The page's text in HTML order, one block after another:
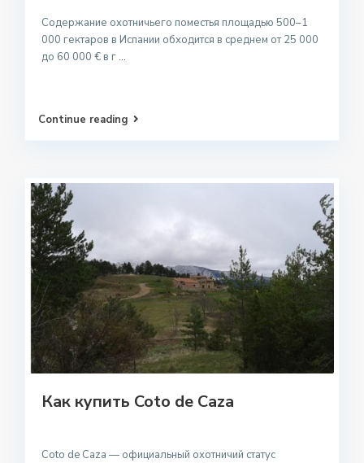
Содержание охотничьего поместья площадью 500–1
000 гектаров в Испании обходится в среднем от 25 000
до 60 000 € в г ...
Continue reading
Как купить Coto de Caza
Coto de Caza — официальный охотничий статус